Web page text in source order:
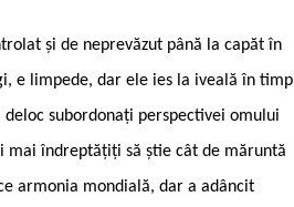
și de neprevăzut până la capăt în
e limpede, dar ele ies la iveală în timp
subordonați perspectivei omului
mai îndreptățiți să știe cât de măruntă
armonia mondială, dar a adâncit